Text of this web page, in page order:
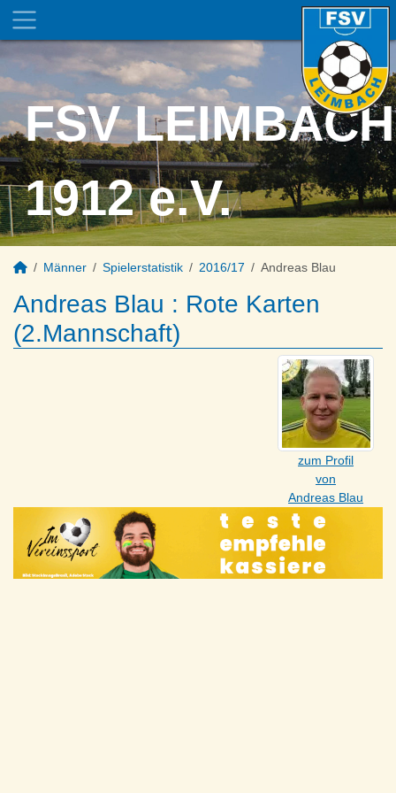
FSV LEIMBACH
1912 e.V.
Männer Spielerstatistik 2016/17 Andreas Blau
Andreas Blau : Rote Karten
(2.Mannschaft)
zum Profil
von
Andreas Blau